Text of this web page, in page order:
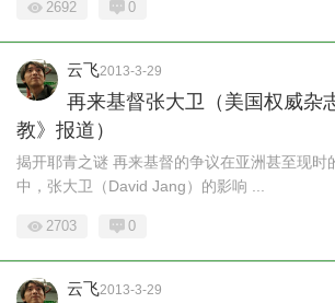
2692 0
云飞2013-3-29
再来基督张大卫（美国权威杂
教》报道）
揭开耶青之谜 再来基督的争议在亚洲甚至现时
中，张大卫（David Jang）的影响 ...
2703 0
云飞2013-3-29